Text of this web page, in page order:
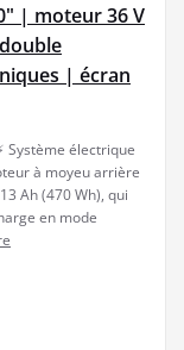
| moteur 36 V
| écran
Système électrique
à moyeu arrière
Ah (470 Wh), qui
en mode